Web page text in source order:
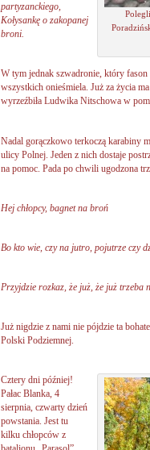
partyzanckiego,
Kołysankę o zakopanej
broni.
W tym jednak szwadronie, który
wszystkich onieśmiela. Już za życia
wyrzeźbiła Ludwika Nitschowa w
Nadal gorączkowo terkoczą karabiny
ulicy Polnej. Jeden z nich dostaje
na pomoc. Pada po chwili ugodzona
Hej chłopcy, bagnet na broń
Bo kto wie, czy na jutro, pojutrze czy
Przyjdzie rozkaz, że już, że już trzeba
Już nigdzie z nami nie pójdzie ta
Polski Podziemnej.
Cztery dni później!
Pałac Blanka, 4
sierpnia, czwarty dzień
powstania. Jest tu
kilku chłopców z